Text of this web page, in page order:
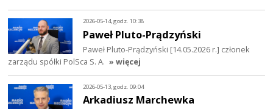
2026-05-14, godz. 10:38
Paweł Pluto-Prądzyński
Paweł Pluto-Prądzyński [14.05.2026 r.] członek
zarządu spółki PolSca S. A. » więcej
2026-05-13, godz. 09:04
Arkadiusz Marchewka